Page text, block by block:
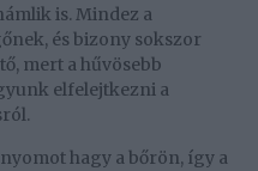
is. Mindez a
és bizony sokszor
mert a hűvösebb
elfelejtkezni a
hagy a bőrön, így a